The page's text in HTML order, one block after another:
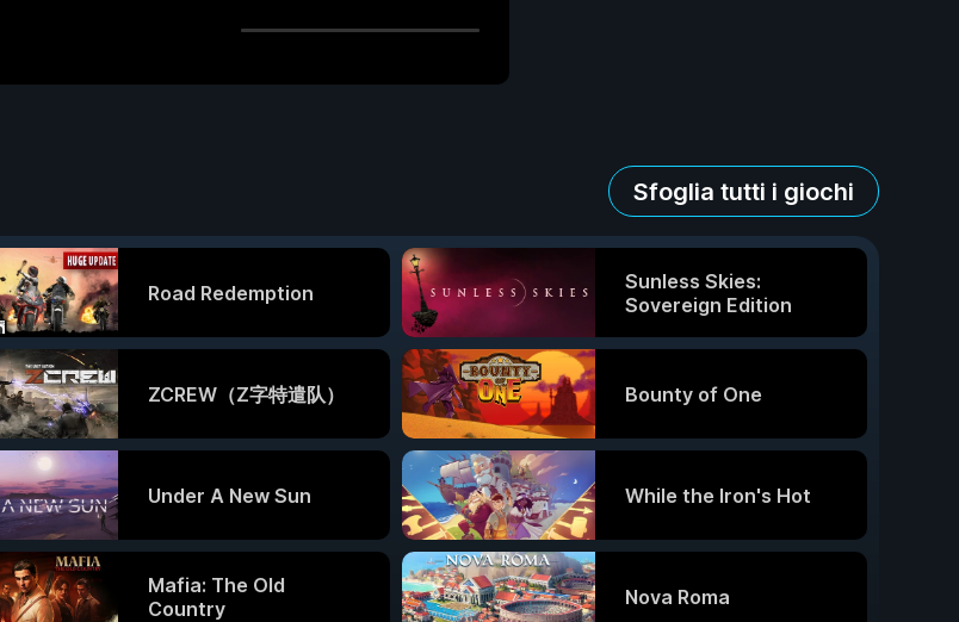
Sfoglia tutti i giochi
Road Redemption
Sunless Skies:
Sovereign Edition
ZCREW（Z字特遣队） Bounty of One
Under A New Sun While the Iron's Hot
Mafia: The Old
Country
Nova Roma